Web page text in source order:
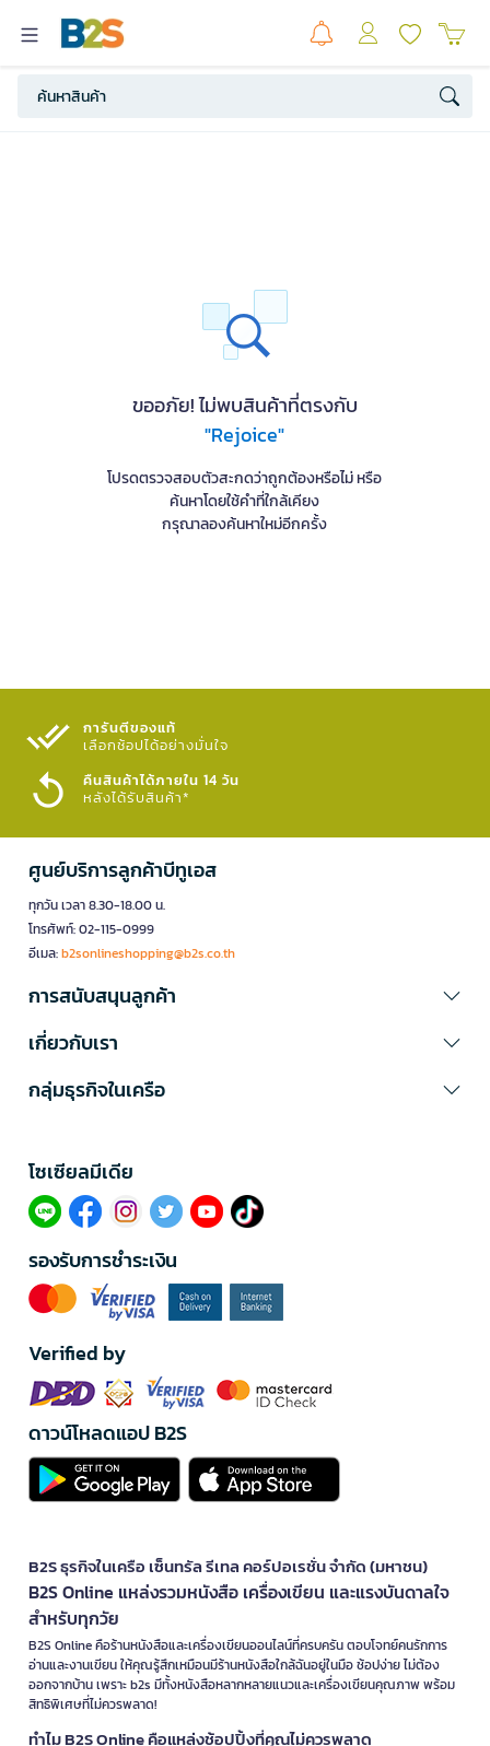
ขออภัย! ไม่พบสินค้าที่ตรงกับ
"Rejoice"
โปรดตรวจสอบตัวสะกดว่าถูกต้องหรือไม่ หรือ
ค้นหาโดยใช้คำที่ใกล้เคียง
กรุณาลองค้นหาใหม่อีกครั้ง
การันตีของแท้
เลือกช้อปได้อย่างมั่นใจ​
คืนสินค้าได้ภายใน 14 วัน
หลังได้รับสินค้า*
ศูนย์บริการลูกค้าบีทูเอส
ทุกวัน เวลา 8.30-18.00 น.
โทรศัพท์: 02-115-0999
อีเมล:b2sonlineshopping@b2s.co.th
การสนับสนุนลูกค้า
เกี่ยวกับเรา
กลุ่มธุรกิจในเครือ
โซเซียลมีเดีย​
รองรับการชำระเงิน
Verified by
ดาวน์โหลดแอป B2S
B2S ธุรกิจในเครือ เซ็นทรัล รีเทล คอร์ปอเรชั่น จำกัด (มหาชน)
B2S Online แหล่งรวมหนังสือ เครื่องเขียน และแรงบันดาลใจ
สำหรับทุกวัย
B2S Online คือร้านหนังสือและเครื่องเขียนออนไลน์ที่ครบครัน ตอบโจทย์คนรักการ
อ่านและงานเขียน ให้คุณรู้สึกเหมือนมีร้านหนังสือใกล้ฉันอยู่ในมือ ช้อปง่าย ไม่ต้อง
ออกจากบ้าน เพราะ b2s มีทั้งหนังสือหลากหลายแนวและเครื่องเขียนคุณภาพ พร้อม
สิทธิพิเศษที่ไม่ควรพลาด!
ทำไม B2S Online คือแหล่งช้อปปิ้งที่คุณไม่ควรพลาด